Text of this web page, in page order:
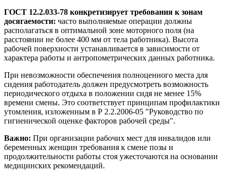
ГОСТ 12.2.033-78 конкретизирует требования к зонам
досягаемости: часто выполняемые операции должны
располагаться в оптимальной зоне моторного поля (на
расстоянии не более 400 мм от тела работника). Высота
рабочей поверхности устанавливается в зависимости от
характера работы и антропометрических данных работника.
При невозможности обеспечения полноценного места для
сидения работодатель должен предусмотреть возможность
периодического отдыха в положении сидя не менее 15%
времени смены. Это соответствует принципам профилактики
утомления, изложенным в Р 2.2.2006-05 "Руководство по
гигиенической оценке факторов рабочей среды".
Важно: При организации рабочих мест для инвалидов или
беременных женщин требования к смене позы и
продолжительности работы стоя ужесточаются на основании
медицинских рекомендаций.